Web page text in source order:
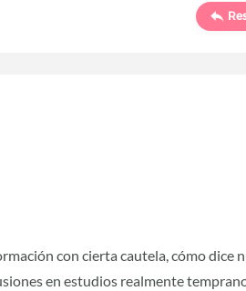
con cierta cautela, cómo dice
en estudios realmente